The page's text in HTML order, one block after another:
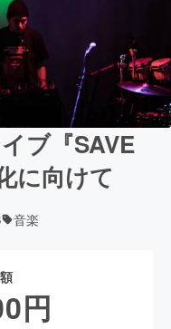
ブ『SAVE
に向けて
音楽
円